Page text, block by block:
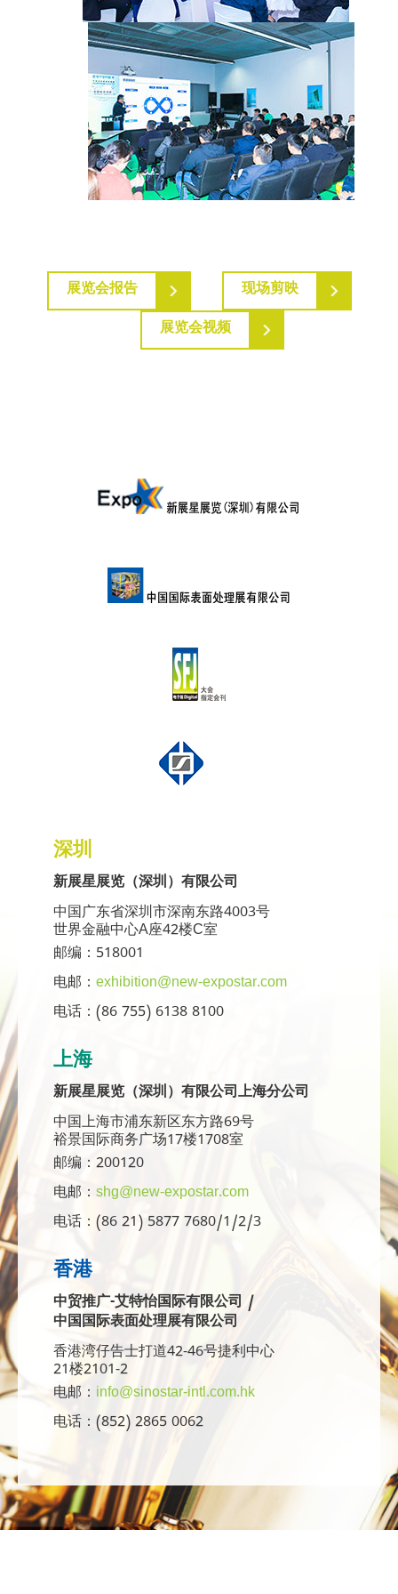
展览会报告
现场剪映
展览会视频
深圳
新展星展览（深圳）有限公司
中国广东省深圳市深南东路4003号
世界金融中心A座42楼C室
邮编：518001
电邮： exhibition@new-expostar.com
电话：(86 755) 6138 8100
上海
新展星展览（深圳）有限公司上海分公司
中国上海市浦东新区东方路69号
裕景国际商务广场17楼1708室
邮编：200120
电邮： shg@new-expostar.com
电话：(86 21) 5877 7680/1/2/3
香港
中贸推广-艾特怡国际有限公司 /
中国国际表面处理展有限公司
香港湾仔告士打道42-46号捷利中心
21楼2101-2
电邮： info@sinostar-intl.com.hk
电话：(852) 2865 0062